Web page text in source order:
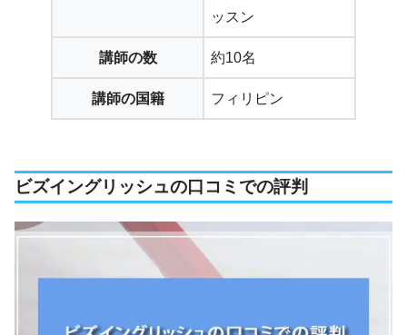
ッスン
講師の数 約10名
講師の国籍 フィリピン
ビズイングリッシュの口コミでの評判